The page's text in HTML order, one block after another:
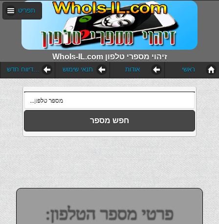
WhoIs-IL.com זיהוי מספרי טלפון
תפריט
הוסף דיווח חדש תנאי שימוש אודות ראשי
חפש מספר
פרטי מספר הטלפון: